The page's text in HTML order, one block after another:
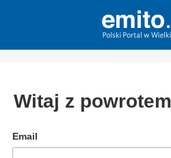
Witaj z
Email